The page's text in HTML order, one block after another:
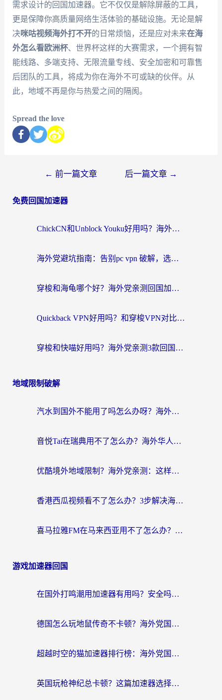
需求设计的回国加速器。它不仅仅是解除屏蔽的工具，
更是保障你高质量网络生活体验的基础设施。无论是解
决咪咕视频海外打不开的日常烦恼，还是应对未来在海
外怎么看欧洲杯、世界杯这样的大赛需求，一个拥有智
能线路、多端支持、无限流量专线、安全加密和可靠售
后团队的工具，将成为你在海外不可或缺的伙伴。从
此，地域不再是你与热爱之间的隔阂。
Spread the love
← 前一篇文章 后一篇文章 →
免费回国加速器
ChickCN和Unblock Youku好用吗？海外党亲测3款回国加速器，附iOS免费选择指南
海外党避坑指南：告别pc vpn 破解，选对回国加速器轻松访问国内资源
穿梭和海龟哪个好？海外党亲测回国加速器，附电脑免费VPN推荐
Quickback VPN好用吗？和穿梭VPN对比哪个回国效果更好？海外党必看的真实测评与选择指南
穿梭和快喵好用吗？海外党亲测3款回国加速器，附日本回国VPN避坑指南
地域限制破解
汽水到国外不能用了吗怎么办呀？海外党追剧看片的救星在这里！
音悦Tai在瑞典用不了怎么办？海外华人追剧听歌的实用指南
优酷境外地域限制？海外党亲测：这样看国内剧再也不卡（附3个实用场景解决）
香港西瓜视频看不了怎么办？3步解决海外追剧难题，附靠谱加速器推荐
喜马拉雅FM在马来西亚用不了怎么办？海外华人亲测有效的回国加速指南
游戏加速器回国
在国外打鸣潮用加速器有用吗？安全吗？海外玩家国服游戏加速全指南
德国怎么玩地鼠传奇不卡顿？海外党国服游戏加速全攻略（含战双EVE实用指南）
超越时空的猫加速器排行榜：海外党国服游戏不卡顿的终极选择指南
英国玩枪神纪总卡顿？这篇加速器选择指南帮你告别延迟（附实测推荐）